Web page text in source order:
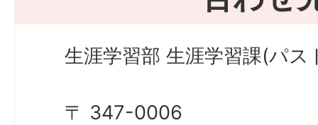
生涯学習部 生涯学習課(パス
〒 347-0006